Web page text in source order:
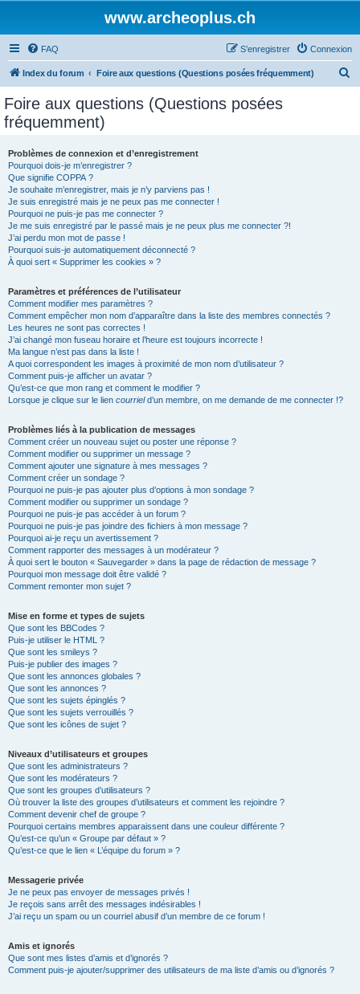
www.archeoplus.ch
FAQ Connexion
S’enregistrer
Index du forum Foire aux questions (Questions posées fréquemment)
Foire aux questions (Questions posées
fréquemment)
Problèmes de connexion et d’enregistrement
Pourquoi dois-je m’enregistrer ?
Que signifie COPPA ?
Je souhaite m’enregistrer, mais je n’y parviens pas !
Je suis enregistré mais je ne peux pas me connecter !
Pourquoi ne puis-je pas me connecter ?
Je me suis enregistré par le passé mais je ne peux plus me connecter ?!
J’ai perdu mon mot de passe !
Pourquoi suis-je automatiquement déconnecté ?
À quoi sert « Supprimer les cookies » ?
Paramètres et préférences de l’utilisateur
Comment modifier mes paramètres ?
Comment empêcher mon nom d’apparaître dans la liste des membres connectés ?
Les heures ne sont pas correctes !
J’ai changé mon fuseau horaire et l’heure est toujours incorrecte !
Ma langue n’est pas dans la liste !
A quoi correspondent les images à proximité de mon nom d’utilisateur ?
Comment puis-je afficher un avatar ?
Qu’est-ce que mon rang et comment le modifier ?
Lorsque je clique sur le lien courrield’un membre, on me demande de me connecter !?
Problèmes liés à la publication de messages
Comment créer un nouveau sujet ou poster une réponse ?
Comment modifier ou supprimer un message ?
Comment ajouter une signature à mes messages ?
Comment créer un sondage ?
Pourquoi ne puis-je pas ajouter plus d’options à mon sondage ?
Comment modifier ou supprimer un sondage ?
Pourquoi ne puis-je pas accéder à un forum ?
Pourquoi ne puis-je pas joindre des fichiers à mon message ?
Pourquoi ai-je reçu un avertissement ?
Comment rapporter des messages à un modérateur ?
À quoi sert le bouton « Sauvegarder » dans la page de rédaction de message ?
Pourquoi mon message doit être validé ?
Comment remonter mon sujet ?
Mise en forme et types de sujets
Que sont les BBCodes ?
Puis-je utiliser le HTML ?
Que sont les smileys ?
Puis-je publier des images ?
Que sont les annonces globales ?
Que sont les annonces ?
Que sont les sujets épinglés ?
Que sont les sujets verrouillés ?
Que sont les icônes de sujet ?
Niveaux d’utilisateurs et groupes
Que sont les administrateurs ?
Que sont les modérateurs ?
Que sont les groupes d’utilisateurs ?
Où trouver la liste des groupes d’utilisateurs et comment les rejoindre ?
Comment devenir chef de groupe ?
Pourquoi certains membres apparaissent dans une couleur différente ?
Qu’est-ce qu’un « Groupe par défaut » ?
Qu’est-ce que le lien « L’équipe du forum » ?
Messagerie privée
Je ne peux pas envoyer de messages privés !
Je reçois sans arrêt des messages indésirables !
J’ai reçu un spam ou un courriel abusif d’un membre de ce forum !
Amis et ignorés
Que sont mes listes d’amis et d’ignorés ?
Comment puis-je ajouter/supprimer des utilisateurs de ma liste d’amis ou d’ignorés ?